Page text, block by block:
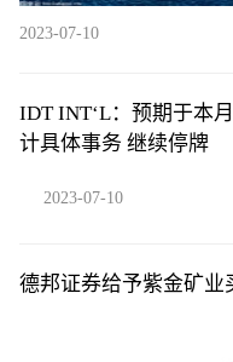
2023-07-10
IDT INT‘L：预期于本
计具体事务 继续停牌
2023-07-10
德邦证券给予紫金矿业